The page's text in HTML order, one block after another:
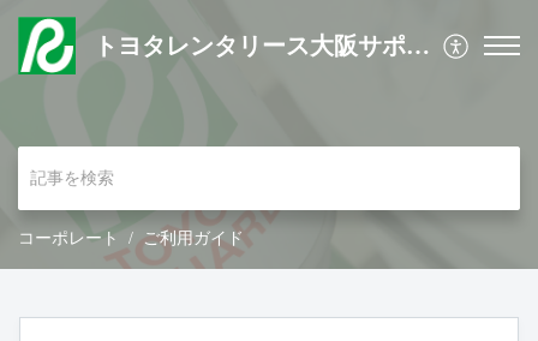
トヨタレンタリース大阪サポートサイト
コーポレート ご利用ガイド